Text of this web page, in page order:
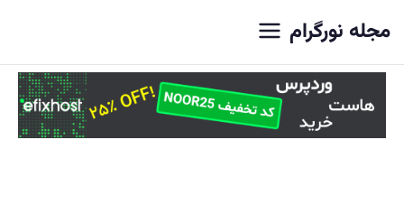
مجله نورگرام